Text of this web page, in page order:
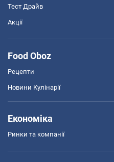
Тест Драйв
Акції
Food Oboz
Рецепти
Новини Кулінарії
Економіка
Ринки та компанії